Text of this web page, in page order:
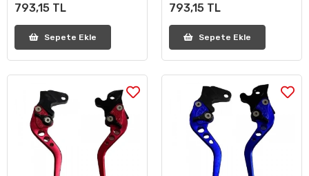
793,15 TL
Sepete Ekle
793,15 TL
Sepete Ekle